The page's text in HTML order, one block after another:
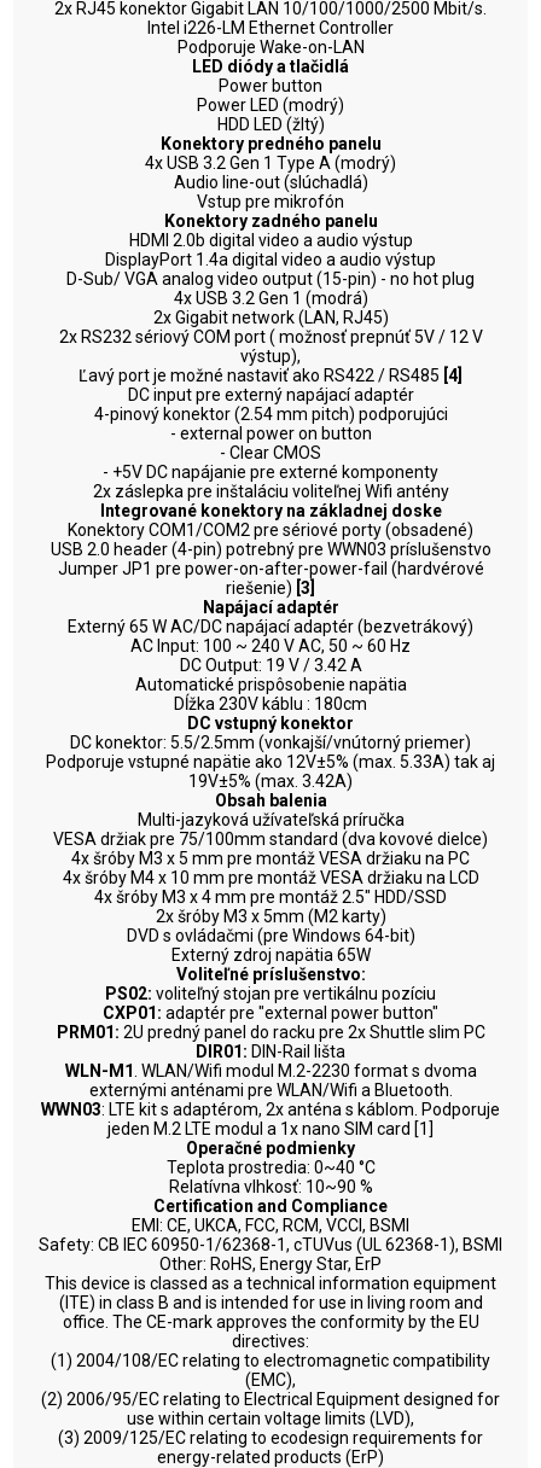
2x RJ45 konektor Gigabit LAN 10/100/1000/2500 Mbit/s.
Intel i226-LM Ethernet Controller
Podporuje Wake-on-LAN
LED diódy a tlačidlá
Power button
Power LED (modrý)
HDD LED (žltý)
Konektory predného panelu
4x USB 3.2 Gen 1 Type A (modrý)
Audio line-out (slúchadlá)
Vstup pre mikrofón
Konektory zadného panelu
HDMI 2.0b digital video a audio výstup
DisplayPort 1.4a digital video a audio výstup
D-Sub/ VGA analog video output (15-pin) - no hot plug
4x USB 3.2 Gen 1 (modrá)
2x Gigabit network (LAN, RJ45)
2x RS232 sériový COM port ( možnosť prepnúť 5V / 12 V
výstup),
Ľavý port je možné nastaviť ako RS422 / RS485 [4]
DC input pre externý napájací adaptér
4-pinový konektor (2.54 mm pitch) podporujúci
- external power on button
- Clear CMOS
- +5V DC napájanie pre externé komponenty
2x záslepka pre inštaláciu voliteľnej Wifi antény
Integrované konektory na základnej doske
Konektory COM1/COM2 pre sériové porty (obsadené)
USB 2.0 header (4-pin) potrebný pre WWN03 príslušenstvo
Jumper JP1 pre power-on-after-power-fail (hardvérové
riešenie) [3]
Napájací adaptér
Externý 65 W AC/DC napájací adaptér (bezvetrákový)
AC Input: 100 ~ 240 V AC, 50 ~ 60 Hz
DC Output: 19 V / 3.42 A
Automatické prispôsobenie napätia
Dĺžka 230V káblu : 180cm
DC vstupný konektor
DC konektor: 5.5/2.5mm (vonkajší/vnútorný priemer)
Podporuje vstupné napätie ako 12V±5% (max. 5.33A) tak aj
19V±5% (max. 3.42A)
Obsah balenia
Multi-jazyková užívateľská príručka
VESA držiak pre 75/100mm standard (dva kovové dielce)
4x šróby M3 x 5 mm pre montáž VESA držiaku na PC
4x šróby M4 x 10 mm pre montáž VESA držiaku na LCD
4x šróby M3 x 4 mm pre montáž 2.5" HDD/SSD
2x šróby M3 x 5mm (M2 karty)
DVD s ovládačmi (pre Windows 64-bit)
Externý zdroj napätia 65W
Voliteľné príslušenstvo:
PS02: voliteľný stojan pre vertikálnu pozíciu
CXP01: adaptér pre "external power button"
PRM01: 2U predný panel do racku pre 2x Shuttle slim PC
DIR01: DIN-Rail lišta
WLN-M1 . WLAN/Wifi modul M.2-2230 format s dvoma
externými anténami pre WLAN/Wifi a Bluetooth.
WWN03: LTE kit s adaptérom, 2x anténa s káblom. Podporuje
jeden M.2 LTE modul a 1x nano SIM card [1]
Operačné podmienky
Teplota prostredia: 0~40 °C
Relatívna vlhkosť: 10~90 %
Certification and Compliance
EMI: CE, UKCA, FCC, RCM, VCCI, BSMI
Safety: CB IEC 60950-1/62368-1, cTUVus (UL 62368-1), BSMI
Other: RoHS, Energy Star, ErP
This device is classed as a technical information equipment
(ITE) in class B and is intended for use in living room and
office. The CE-mark approves the conformity by the EU
directives:
(1) 2004/108/EC relating to electromagnetic compatibility
(EMC),
(2) 2006/95/EC relating to Electrical Equipment designed for
use within certain voltage limits (LVD),
(3) 2009/125/EC relating to ecodesign requirements for
energy-related products (ErP)